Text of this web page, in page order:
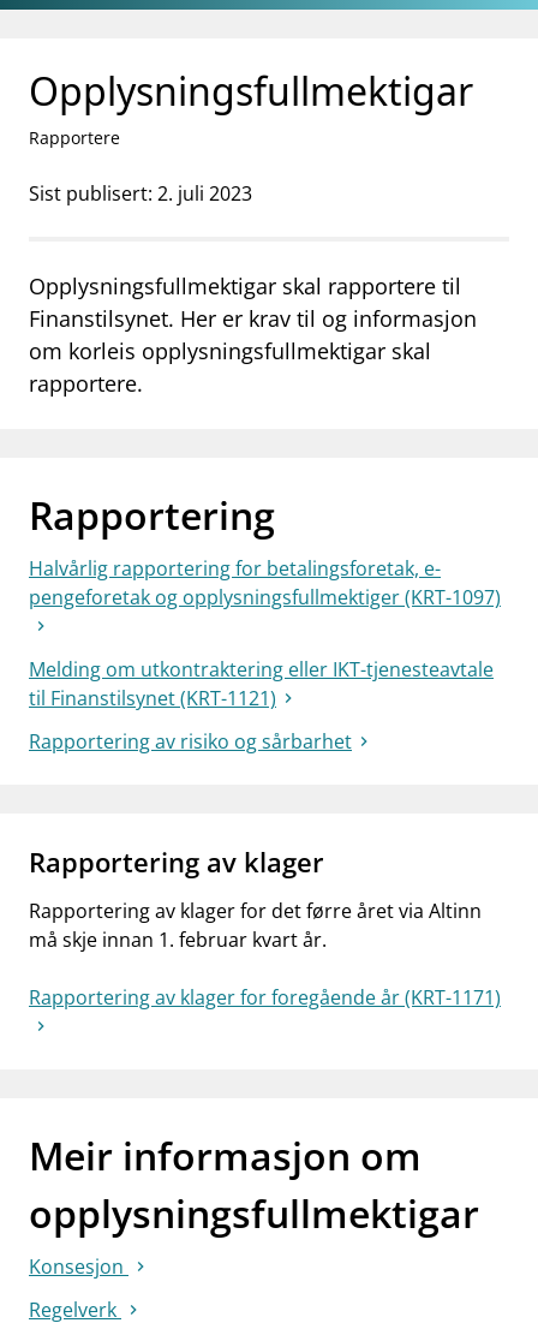
Gå til hovedinnhold
Gå til søkesiden
Opplysningsfullmektigar
Rapportere
Sist publisert: 2. juli 2023
Opplysningsfullmektigar skal rapportere til
Finanstilsynet. Her er krav til og informasjon
om korleis opplysningsfullmektigar skal
rapportere.
Rapportering
Halvårlig rapportering for betalingsforetak, e-
pengeforetak og opplysningsfullmektiger (KRT-1097)
Melding om utkontraktering eller IKT-tjenesteavtale
til Finanstilsynet (KRT-1121)
Rapportering av risiko og sårbarhet
Rapportering av klager
Rapportering av klager for det førre året via Altinn
må skje innan 1. februar kvart år.
Rapportering av klager for foregående år (KRT-1171)
Meir informasjon om
opplysningsfullmektigar
Konsesjon
Regelverk